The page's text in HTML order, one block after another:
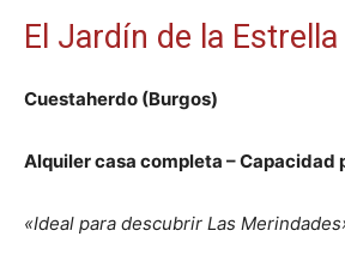
El Jardín de la Estrella
Cuestaherdo (Burgos)
Alquiler casa completa – Capacidad
«Ideal para descubrir Las